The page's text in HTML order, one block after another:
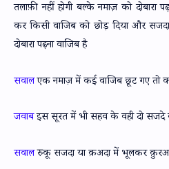
तलाफ़ी नहीं होगी बल्के नमाज़ को दोबारा
कर किसी वाजिब को छोड़ दिया और
दोबारा पढ़ना वाजिब है
सवालएक नमाज़ में कई वाजिब छूट गए तो
जवाबइस सूरत में भी सहव के वही दो सजदे
सवालरुकू सजदा या क़अदा में भूलकर